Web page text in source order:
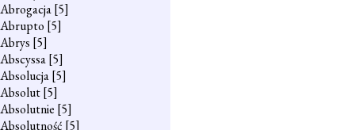
Abrogacja[5]
Abrupto [5]
Abrys [5]
Abscyssa[5]
Absolucja[5]
Absolut[5]
Absolutnie [5]
Absolutność [5]